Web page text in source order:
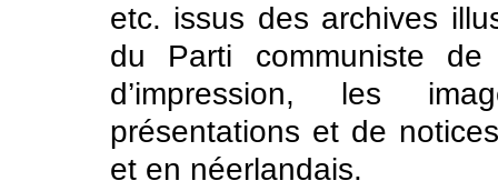
etc. issus des archives
du Parti communiste de
d’impression, les
présentations et de
et en néerlandais.